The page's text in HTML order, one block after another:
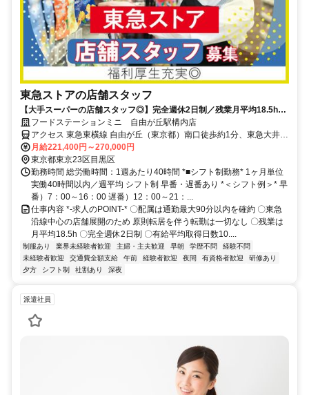
東急ストアの店舗スタッフ
【大手スーパーの店舗スタッフ◎】完全週休2日制／残業月平均18.5h／
家族も利用できる20％offの買い物割引券毎月配布中★
フードステーションミニ 自由が丘駅構内店
アクセス 東急東横線 自由が丘（東京都）南口徒歩約1分、東急大井町
線 自由が丘（東京都）南口徒歩約1分、東急目黒線 奥沢北口徒歩約9
分
月給221,400円～270,000円
東京都東京23区目黒区
勤務時間 総労働時間：1週あたり40時間 *■シフト制勤務* 1ヶ月単位
実働40時間以内／週平均 シフト制 早番・遅番あり *＜シフト例＞* 早
番）7：00～16：00 遅番）12：00～21：...
仕事内容 *-求人のPOINT-* 〇配属は通勤最大90分以内を確約 〇東急
沿線中心の店舗展開のため 原則転居を伴う転勤は一切なし 〇残業は
月平均18.5h 〇完全週休2日制 〇有給平均取得日数10....
制服あり 業界未経験者歓迎 主婦・主夫歓迎 早朝 学歴不問
経験不問
未経験者歓迎
交通費全額支給 午前 経験者歓迎 夜間 有資格者歓迎
研修あり
夕方
シフト制 社割あり 深夜
派遣社員